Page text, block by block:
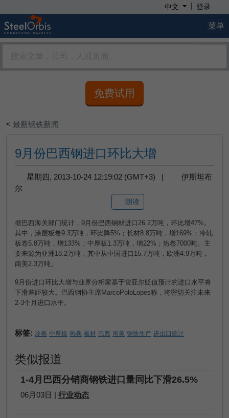
中文 | 登录
菜单
免费试用
< 最新钢铁新闻
9月份巴西钢进口环比大增
星期四, 2013-10-24 12:19:02 (GMT+3) |
伊斯坦布
尔
朗读
据巴西海关部门统计， 9月份巴西钢材进口26.2万吨，环比增47%。
其中，涂层板卷9.3万吨，环比降5% ；长材8.8万吨，增169% ；冷轧
板卷5.8万吨，增133% ；中厚板 1.3万吨，增22% ；热卷7000吨。主
要来源为亚洲 18.2万吨，其中从中国进口 15.7万吨，欧洲4.9万吨，
南美2.3万吨。
9月份进口环比大增与业界分析家基于雷亚尔贬值预计的进口水平将
下滑差距较大。巴西钢协主席 MarcoPoloLopes称，将密切关注未来
2-3个月进口水平。
标签: 冷卷 中厚板 热卷 板材 巴西 南美 钢铁生产 进出口统计
类似报道
1-4月巴西分销商钢铁进口量同比下滑26.5%
06月03日 | 行业动态